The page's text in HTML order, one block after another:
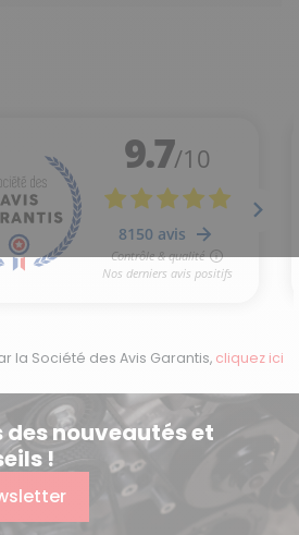
avis)
la Société des Avis Garantis, cliquez ici
nouveautés et
!